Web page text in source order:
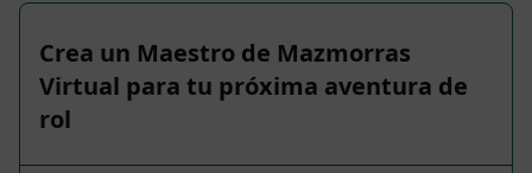
Crea un Maestro de Mazmorras
Virtual para tu próxima aventura de
rol